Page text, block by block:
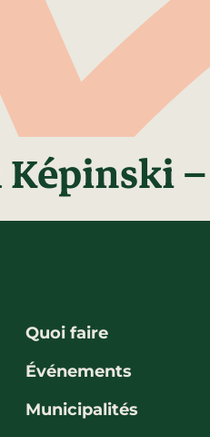
Quoi faire
Événements
Municipalités